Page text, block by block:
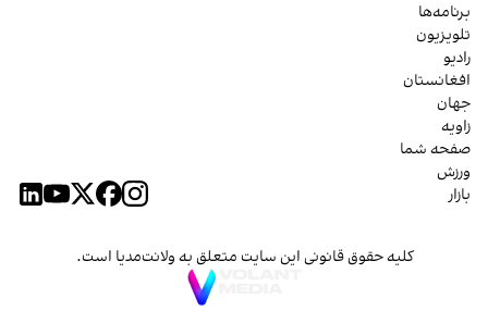
برنامه‌ها
تلویزیون
رادیو
افغانستان
جهان
زاویه
صفحه شما
ورزش
بازار
کلیه حقوق قانونی این سایت متعلق به ولانت‌مدیا است.